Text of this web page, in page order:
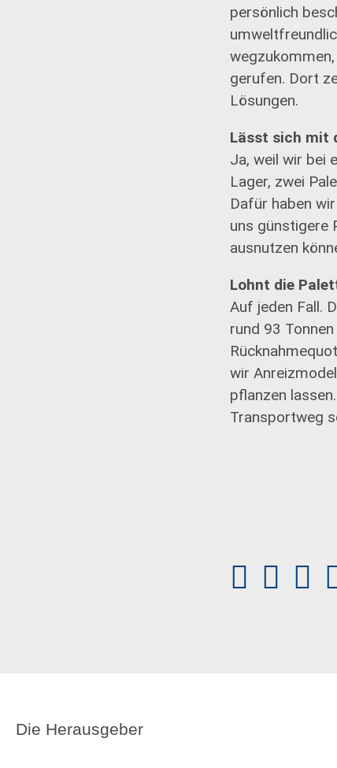
persönlich
gerufen. Dort
Lösungen.
Lässt sich mit
Ja, weil wir bei
Lager, zwei
Dafür haben
uns günstigere
ausnutzen
Lohnt die
Auf jeden Fall.
rund 93
wir
pflanzen
Transportweg
Die Herausgeber